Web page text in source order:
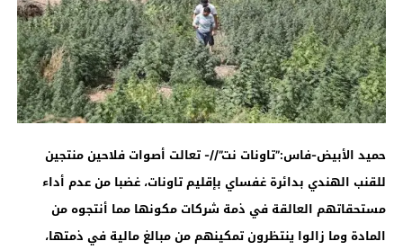
حميد الأبيض-فاس:”تاونات نت”//-تعالت أصوات فلاحين منتجين
للقنب الهندي بدائرة غفساي بإقليم تاونات، غضبا من عدم أداء
مستحقاتهم العالقة في ذمة شركات مكونها مما أنتجوه من
المادة وما زالوا ينتظرون تمكينهم من مبالغ مالية في ذمتها،